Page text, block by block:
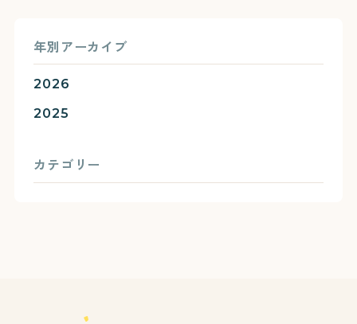
年別アーカイブ
2026
2025
カテゴリー